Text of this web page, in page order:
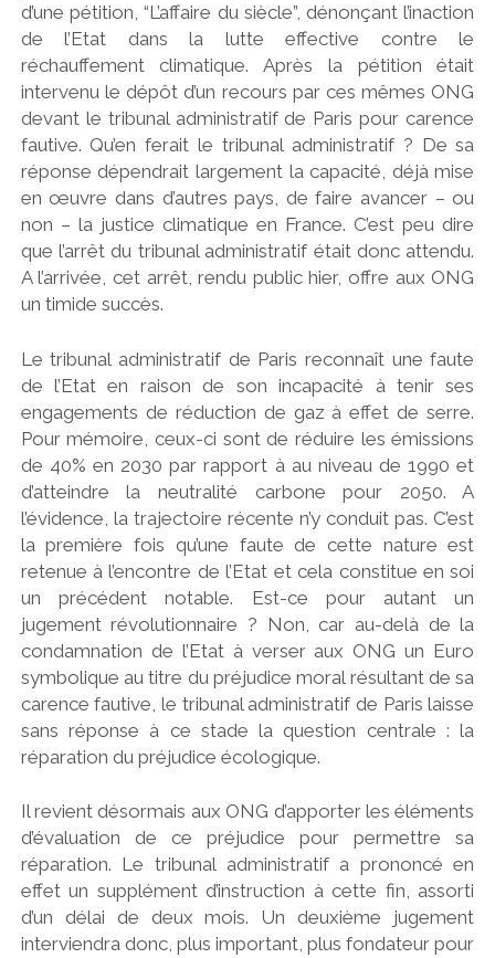
d’une pétition, “L’affaire du siècle”, dénonçant l’inaction
de l’Etat dans la lutte effective contre le
réchauffement climatique. Après la pétition était
intervenu le dépôt d’un recours par ces mêmes ONG
devant le tribunal administratif de Paris pour carence
fautive. Qu’en ferait le tribunal administratif ? De sa
réponse dépendrait largement la capacité, déjà mise
en œuvre dans d’autres pays, de faire avancer – ou
non – la justice climatique en France. C’est peu dire
que l’arrêt du tribunal administratif était donc attendu.
A l’arrivée, cet arrêt, rendu public hier, offre aux ONG
un timide succès.
Le tribunal administratif de Paris reconnaît une faute
de l’Etat en raison de son incapacité à tenir ses
engagements de réduction de gaz à effet de serre.
Pour mémoire, ceux-ci sont de réduire les émissions
de 40% en 2030 par rapport à au niveau de 1990 et
d’atteindre la neutralité carbone pour 2050. A
l’évidence, la trajectoire récente n’y conduit pas. C’est
la première fois qu’une faute de cette nature est
retenue à l’encontre de l’Etat et cela constitue en soi
un précédent notable. Est-ce pour autant un
jugement révolutionnaire ? Non, car au-delà de la
condamnation de l’Etat à verser aux ONG un Euro
symbolique au titre du préjudice moral résultant de sa
carence fautive, le tribunal administratif de Paris laisse
sans réponse à ce stade la question centrale : la
réparation du préjudice écologique.
Il revient désormais aux ONG d’apporter les éléments
d’évaluation de ce préjudice pour permettre sa
réparation. Le tribunal administratif a prononcé en
effet un supplément d’instruction à cette fin, assorti
d’un délai de deux mois. Un deuxième jugement
interviendra donc, plus important, plus fondateur pour